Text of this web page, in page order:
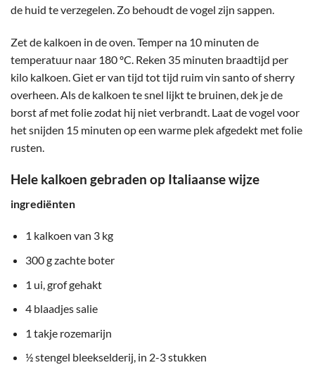
de huid te verzegelen. Zo behoudt de vogel zijn sappen.
Zet de kalkoen in de oven. Temper na 10 minuten de
temperatuur naar 180 ºC. Reken 35 minuten braadtijd per
kilo kalkoen. Giet er van tijd tot tijd ruim vin santo of sherry
overheen. Als de kalkoen te snel lijkt te bruinen, dek je de
borst af met folie zodat hij niet verbrandt. Laat de vogel voor
het snijden 15 minuten op een warme plek afgedekt met folie
rusten.
Hele kalkoen gebraden op Italiaanse wijze
ingrediënten
1 kalkoen van 3 kg
300 g zachte boter
1 ui, grof gehakt
4 blaadjes salie
1 takje rozemarijn
½ stengel bleekselderij, in 2-3 stukken